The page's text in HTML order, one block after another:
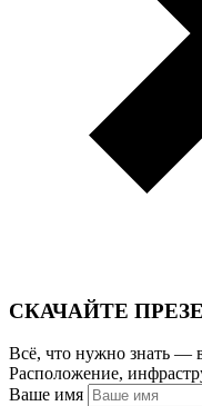
СКАЧАЙТЕ
Всё, что нужно знать —
Расположение,
Ваше имя